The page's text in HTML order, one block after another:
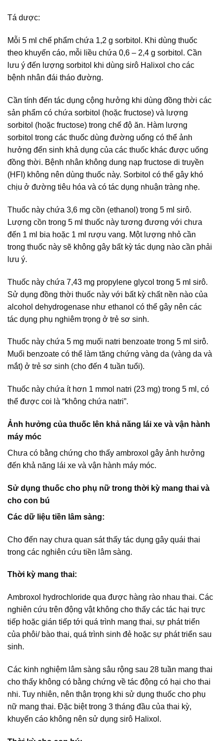
Tá dược:
Mỗi 5 ml chế phẩm chứa 1,2 g sorbitol. Khi dùng thuốc
theo khuyến cáo, mỗi liều chứa 0,6 – 2,4 g sorbitol. Cần
lưu ý đến lượng sorbitol khi dùng sirô Halixol cho các
bệnh nhân đái tháo đường.
Cần tính đến tác dụng cộng hưởng khi dùng đồng thời các
sản phẩm có chứa sorbitol (hoặc fructose) và lượng
sorbitol (hoặc fructose) trong chế độ ăn. Hàm lượng
sorbitol trong các thuốc dùng đường uống có thể ảnh
hưởng đến sinh khả dụng của các thuốc khác được uống
đồng thời. Bệnh nhân không dung nạp fructose di truyền
(HFI) không nên dùng thuốc này. Sorbitol có thể gây khó
chịu ở đường tiêu hóa và có tác dụng nhuận tràng nhẹ.
Thuốc này chứa 3,6 mg cồn (ethanol) trong 5 ml sirô.
Lượng cồn trong 5 ml thuốc này tương đương với chưa
đến 1 ml bia hoặc 1 ml rượu vang. Một lượng nhỏ cần
trong thuốc này sẽ không gây bất kỳ tác dụng nào cần phải
lưu ý.
Thuốc này chứa 7,43 mg propylene glycol trong 5 ml sirô.
Sử dụng đồng thời thuốc này với bất kỳ chất nền nào của
alcohol dehydrogenase như ethanol có thể gây nên các
tác dụng phụ nghiêm trọng ở trẻ sơ sinh.
Thuốc này chứa 5 mg muối natri benzoate trong 5 ml sirô.
Muối benzoate có thể làm tăng chứng vàng da (vàng da và
mắt) ở trẻ sơ sinh (cho đến 4 tuần tuổi).
Thuốc này chứa ít hơn 1 mmol natri (23 mg) trong 5 ml, có
thể được coi là “không chứa natri”.
Ảnh hưởng của thuốc lên khả năng lái xe và vận hành
máy móc
Chưa có bằng chứng cho thấy ambroxol gây ảnh hưởng
đến khả năng lái xe và vận hành máy móc.
Sử dụng thuốc cho phụ nữ trong thời kỳ mang thai và
cho con bú
Các dữ liệu tiền lâm sàng:
Cho đến nay chưa quan sát thấy tác dụng gây quái thai
trong các nghiên cứu tiền lâm sàng.
Thời kỳ mang thai:
Ambroxol hydrochloride qua được hàng rào nhau thai. Các
nghiên cứu trên động vật không cho thấy các tác hại trực
tiếp hoặc gián tiếp tới quá trình mang thai, sự phát triển
của phôi/ bào thai, quá trình sinh đẻ hoặc sự phát triển sau
sinh.
Các kinh nghiệm lâm sàng sâu rộng sau 28 tuần mang thai
cho thấy không có bằng chứng về tác động có hại cho thai
nhi. Tuy nhiên, nên thận trọng khi sử dụng thuốc cho phụ
nữ mang thai. Đặc biệt trong 3 tháng đầu của thai kỳ,
khuyến cáo không nên sử dụng sirô Halixol.